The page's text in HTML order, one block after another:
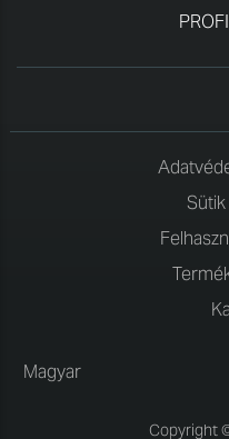
Sütik
Magyar
Copyright